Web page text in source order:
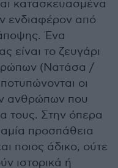
κατασκευασμένα
ενδιαφέρον από
Ένα
είναι το ζευγάρι
(Νατάσα /
οι
ανθρώπων που
τους. Στην όπερα
προσπάθεια
ποιος άδικο, ούτε
ιστορικά ή